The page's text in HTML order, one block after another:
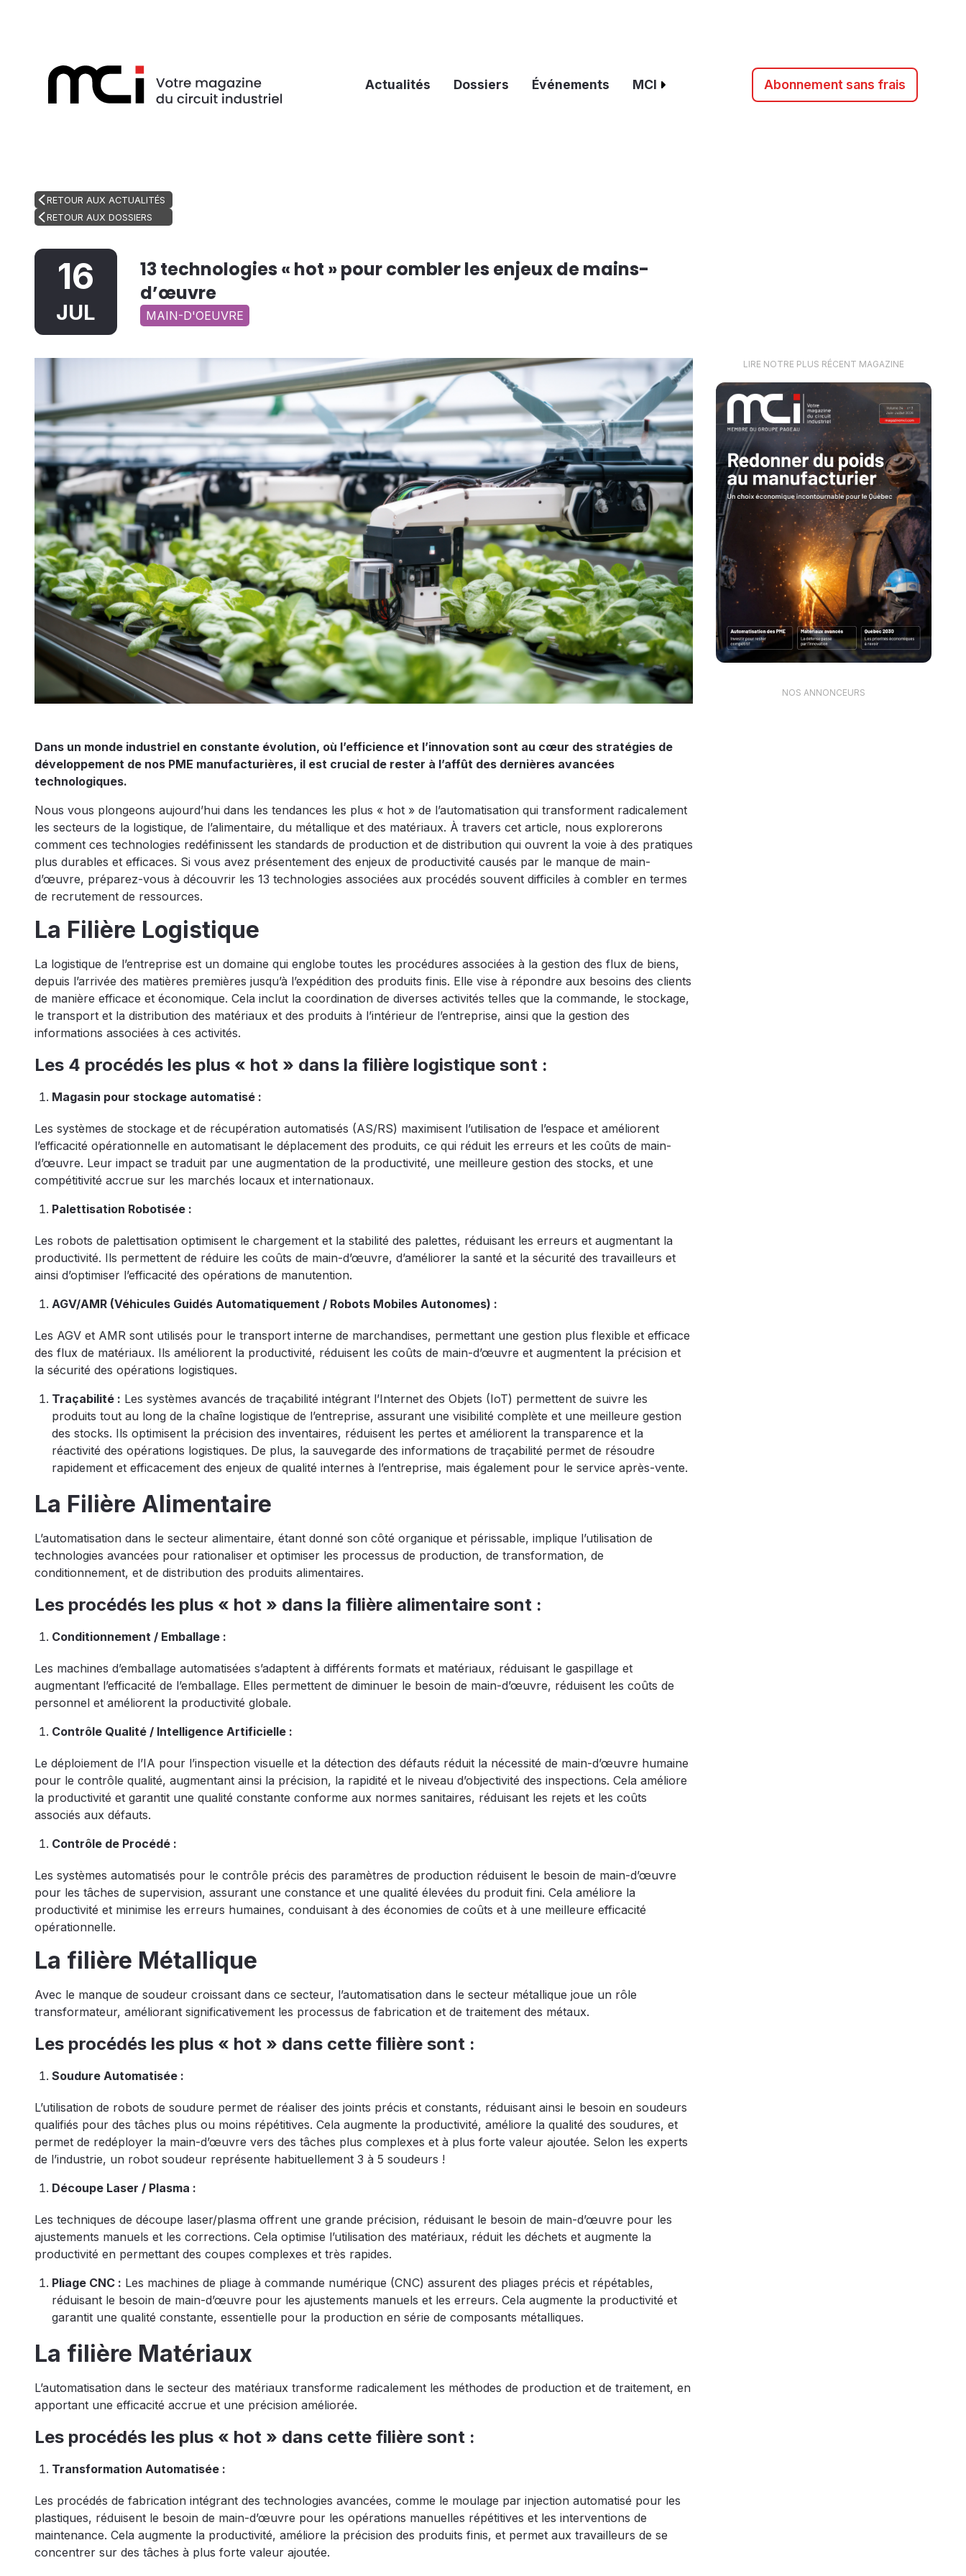
Actualités Dossiers Événements MCI Abonnement sans frais
RETOUR AUX ACTUALITÉS
RETOUR AUX DOSSIERS
16
JUL
13 technologies « hot » pour combler les enjeux de mains-
d’œuvre
MAIN-D'OEUVRE
Dans un monde industriel en constante évolution, où l’efficience et l’innovation sont au cœur des stratégies de
développement de nos PME manufacturières, il est crucial de rester à l’affût des dernières avancées
technologiques.
Nous vous plongeons aujourd’hui dans les tendances les plus « hot » de l’automatisation qui transforment radicalement
les secteurs de la logistique, de l’alimentaire, du métallique et des matériaux. À travers cet article, nous explorerons
comment ces technologies redéfinissent les standards de production et de distribution qui ouvrent la voie à des pratiques
plus durables et efficaces. Si vous avez présentement des enjeux de productivité causés par le manque de main-
d’œuvre, préparez-vous à découvrir les 13 technologies associées aux procédés souvent difficiles à combler en termes
de recrutement de ressources.
La Filière Logistique
La logistique de l’entreprise est un domaine qui englobe toutes les procédures associées à la gestion des flux de biens,
depuis l’arrivée des matières premières jusqu’à l’expédition des produits finis. Elle vise à répondre aux besoins des clients
de manière efficace et économique. Cela inclut la coordination de diverses activités telles que la commande, le stockage,
le transport et la distribution des matériaux et des produits à l’intérieur de l’entreprise, ainsi que la gestion des
informations associées à ces activités.
Les 4 procédés les plus « hot » dans la filière logistique sont :
Magasin pour stockage automatisé :
Les systèmes de stockage et de récupération automatisés (AS/RS) maximisent l’utilisation de l’espace et améliorent
l’efficacité opérationnelle en automatisant le déplacement des produits, ce qui réduit les erreurs et les coûts de main-
d’œuvre. Leur impact se traduit par une augmentation de la productivité, une meilleure gestion des stocks, et une
compétitivité accrue sur les marchés locaux et internationaux.
Palettisation Robotisée :
Les robots de palettisation optimisent le chargement et la stabilité des palettes, réduisant les erreurs et augmentant la
productivité. Ils permettent de réduire les coûts de main-d’œuvre, d’améliorer la santé et la sécurité des travailleurs et
ainsi d’optimiser l’efficacité des opérations de manutention.
AGV/AMR (Véhicules Guidés Automatiquement / Robots Mobiles Autonomes) :
Les AGV et AMR sont utilisés pour le transport interne de marchandises, permettant une gestion plus flexible et efficace
des flux de matériaux. Ils améliorent la productivité, réduisent les coûts de main-d’œuvre et augmentent la précision et
la sécurité des opérations logistiques.
Traçabilité : Les systèmes avancés de traçabilité intégrant l’Internet des Objets (IoT) permettent de suivre les
produits tout au long de la chaîne logistique de l’entreprise, assurant une visibilité complète et une meilleure gestion
des stocks. Ils optimisent la précision des inventaires, réduisent les pertes et améliorent la transparence et la
réactivité des opérations logistiques. De plus, la sauvegarde des informations de traçabilité permet de résoudre
rapidement et efficacement des enjeux de qualité internes à l’entreprise, mais également pour le service après-vente.
La Filière Alimentaire
L’automatisation dans le secteur alimentaire, étant donné son côté organique et périssable, implique l’utilisation de
technologies avancées pour rationaliser et optimiser les processus de production, de transformation, de
conditionnement, et de distribution des produits alimentaires.
Les procédés les plus « hot » dans la filière alimentaire sont :
Conditionnement / Emballage :
Les machines d’emballage automatisées s’adaptent à différents formats et matériaux, réduisant le gaspillage et
augmentant l’efficacité de l’emballage. Elles permettent de diminuer le besoin de main-d’œuvre, réduisent les coûts de
personnel et améliorent la productivité globale.
Contrôle Qualité / Intelligence Artificielle :
Le déploiement de l’IA pour l’inspection visuelle et la détection des défauts réduit la nécessité de main-d’œuvre humaine
pour le contrôle qualité, augmentant ainsi la précision, la rapidité et le niveau d’objectivité des inspections. Cela améliore
la productivité et garantit une qualité constante conforme aux normes sanitaires, réduisant les rejets et les coûts
associés aux défauts.
Contrôle de Procédé :
Les systèmes automatisés pour le contrôle précis des paramètres de production réduisent le besoin de main-d’œuvre
pour les tâches de supervision, assurant une constance et une qualité élevées du produit fini. Cela améliore la
productivité et minimise les erreurs humaines, conduisant à des économies de coûts et à une meilleure efficacité
opérationnelle.
La filière Métallique
Avec le manque de soudeur croissant dans ce secteur, l’automatisation dans le secteur métallique joue un rôle
transformateur, améliorant significativement les processus de fabrication et de traitement des métaux.
Les procédés les plus « hot » dans cette filière sont :
Soudure Automatisée :
L’utilisation de robots de soudure permet de réaliser des joints précis et constants, réduisant ainsi le besoin en soudeurs
qualifiés pour des tâches plus ou moins répétitives. Cela augmente la productivité, améliore la qualité des soudures, et
permet de redéployer la main-d’œuvre vers des tâches plus complexes et à plus forte valeur ajoutée. Selon les experts
de l’industrie, un robot soudeur représente habituellement 3 à 5 soudeurs !
Découpe Laser / Plasma :
Les techniques de découpe laser/plasma offrent une grande précision, réduisant le besoin de main-d’œuvre pour les
ajustements manuels et les corrections. Cela optimise l’utilisation des matériaux, réduit les déchets et augmente la
productivité en permettant des coupes complexes et très rapides.
Pliage CNC : Les machines de pliage à commande numérique (CNC) assurent des pliages précis et répétables,
réduisant le besoin de main-d’œuvre pour les ajustements manuels et les erreurs. Cela augmente la productivité et
garantit une qualité constante, essentielle pour la production en série de composants métalliques.
La filière Matériaux
L’automatisation dans le secteur des matériaux transforme radicalement les méthodes de production et de traitement, en
apportant une efficacité accrue et une précision améliorée.
Les procédés les plus « hot » dans cette filière sont :
Transformation Automatisée :
Les procédés de fabrication intégrant des technologies avancées, comme le moulage par injection automatisé pour les
plastiques, réduisent le besoin de main-d’œuvre pour les opérations manuelles répétitives et les interventions de
maintenance. Cela augmente la productivité, améliore la précision des produits finis, et permet aux travailleurs de se
concentrer sur des tâches à plus forte valeur ajoutée.
LIRE NOTRE PLUS RÉCENT MAGAZINE
NOS ANNONCEURS